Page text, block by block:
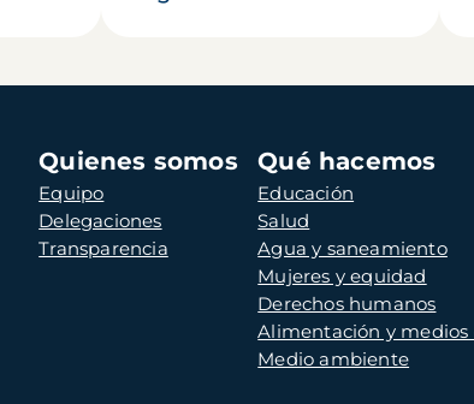
Navegación
principal
Quienes somos
Equipo
Delegaciones
Transparencia
Qué hacemos
Educación
Salud
Agua y saneamiento
Mujeres y equidad
Derechos humanos
Alimentación y medios
Medio ambiente